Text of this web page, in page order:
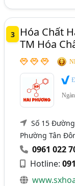
3
Hóa Chất
TM Hóa
Số 15
Phường Tân
0961 022
Hotline: